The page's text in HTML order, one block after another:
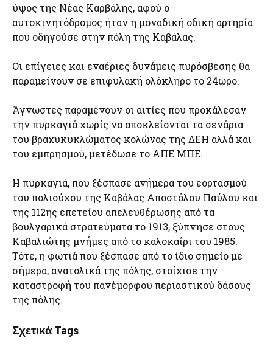
ύψος της Νέας Καρβάλης, αφού ο
αυτοκινητόδρομος ήταν η μοναδική οδική αρτηρία
που οδηγούσε στην πόλη της Καβάλας.
Οι επίγειες και εναέριες δυνάμεις πυρόσβεσης θα
παραμείνουν σε επιφυλακή ολόκληρο το 24ωρο.
Άγνωστες παραμένουν οι αιτίες που προκάλεσαν
την πυρκαγιά χωρίς να αποκλείονται τα σενάρια
του βραχυκυκλώματος κολώνας της ΔΕΗ αλλά και
του εμπρησμού, μετέδωσε το ΑΠΕ ΜΠΕ.
Η πυρκαγιά, που ξέσπασε ανήμερα του εορτασμού
του πολιούχου της Καβάλας Αποστόλου Παύλου και
της 112ης επετείου απελευθέρωσης από τα
βουλγαρικά στρατεύματα το 1913, ξύπνησε στους
Καβαλιώτης μνήμες από το καλοκαίρι του 1985.
Τότε, η φωτιά που ξέσπασε από το ίδιο σημείο με
σήμερα, ανατολικά της πόλης, στοίχισε την
καταστροφή του πανέμορφου περιαστικού δάσους
της πόλης.
Σχετικά Tags